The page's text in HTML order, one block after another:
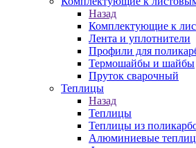
Назад
Комплектующие к
Лента и уплотнители
Профили для
Термошайбы и шайбы
Пруток сварочный
Теплицы
Назад
Теплицы
Теплицы из
Алюминиевые